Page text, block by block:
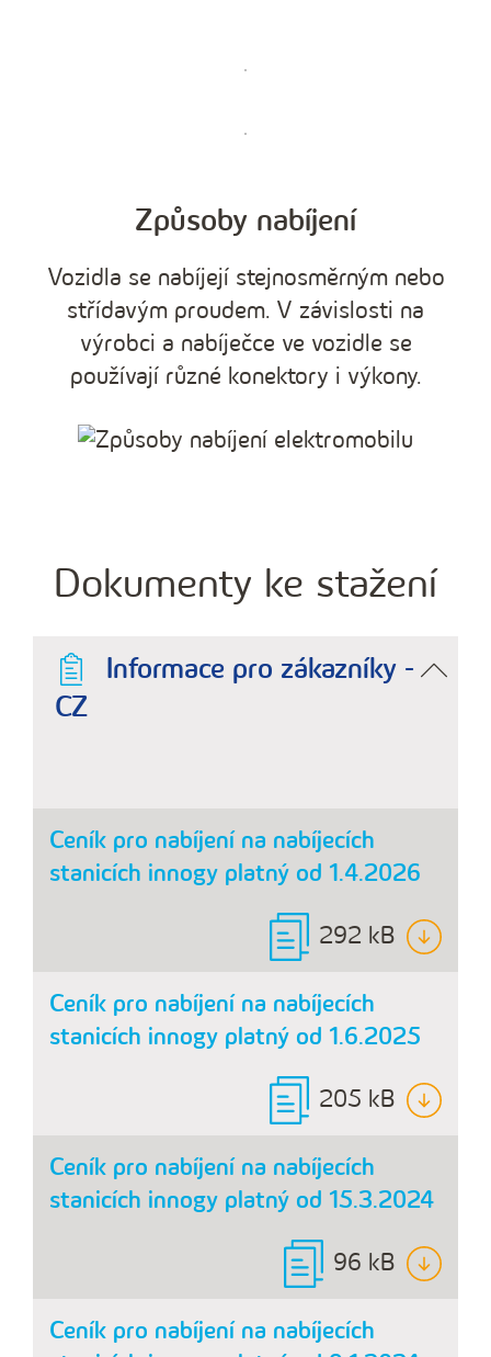
Způsoby nabíjení
Vozidla se nabíjejí stejnosměrným nebo
střídavým proudem. V závislosti na
výrobci a nabíječce ve vozidle se
používají různé konektory i výkony.
Dokumenty ke stažení
Informace pro zákazníky -
CZ
Ceník pro nabíjení na nabíjecích
stanicích innogy platný od 1.4.2026
292 kB
Ceník pro nabíjení na nabíjecích
stanicích innogy platný od 1.6.2025
205 kB
Ceník pro nabíjení na nabíjecích
stanicích innogy platný od 15.3.2024
96 kB
Ceník pro nabíjení na nabíjecích